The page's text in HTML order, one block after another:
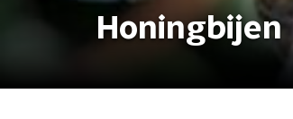
Honingbijen